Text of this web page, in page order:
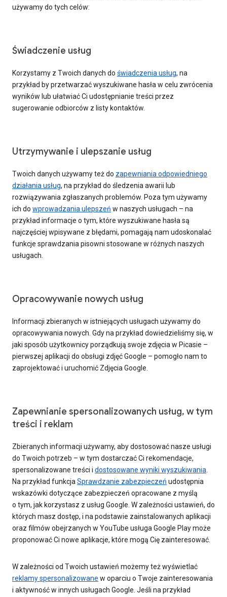
używamy do tych celów:
Świadczenie usług
Korzystamy z Twoich danych do świadczenia usług, na
przykład by przetwarzać wyszukiwane hasła w celu zwrócenia
wyników lub ułatwiać Ci udostępnianie treści przez
sugerowanie odbiorców z listy kontaktów.
Utrzymywanie i ulepszanie usług
Twoich danych używamy też do zapewniania odpowiedniego
działania usług, na przykład do śledzenia awarii lub
rozwiązywania zgłaszanych problemów. Poza tym używamy
ich do wprowadzania ulepszeń w naszych usługach – na
przykład informacje o tym, które wyszukiwane hasła są
najczęściej wpisywane z błędami, pomagają nam udoskonalać
funkcje sprawdzania pisowni stosowane w różnych naszych
usługach.
Opracowywanie nowych usług
Informacji zbieranych w istniejących usługach używamy do
opracowywania nowych. Gdy na przykład dowiedzieliśmy się, w
jaki sposób użytkownicy porządkują swoje zdjęcia w Picasie –
pierwszej aplikacji do obsługi zdjęć Google – pomogło nam to
zaprojektować i uruchomić Zdjęcia Google.
Zapewnianie spersonalizowanych usług, w tym
treści i reklam
Zbieranych informacji używamy, aby dostosować nasze usługi
do Twoich potrzeb – w tym dostarczać Ci rekomendacje,
spersonalizowane treści i dostosowane wyniki wyszukiwania
Na przykład funkcja Sprawdzanie zabezpieczeń udostępnia
wskazówki dotyczące zabezpieczeń opracowane z myślą
o tym, jak korzystasz z usług Google. W zależności ustawień, do
których masz dostęp, i na podstawie zainstalowanych aplikacji
oraz filmów obejrzanych w YouTube usługa Google Play może
proponować Ci nowe aplikacje, które mogą Cię zainteresować.
W zależności od Twoich ustawień możemy też wyświetlać
reklamy spersonalizowane w oparciu o Twoje zainteresowania
i aktywność w innych usługach Google. Jeśli na przykład